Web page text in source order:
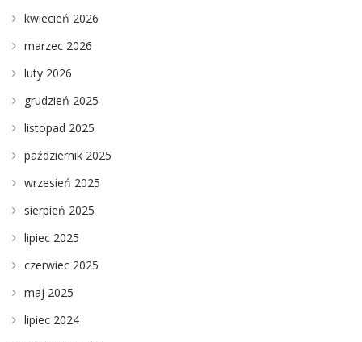
kwiecień 2026
marzec 2026
luty 2026
grudzień 2025
listopad 2025
październik 2025
wrzesień 2025
sierpień 2025
lipiec 2025
czerwiec 2025
maj 2025
lipiec 2024